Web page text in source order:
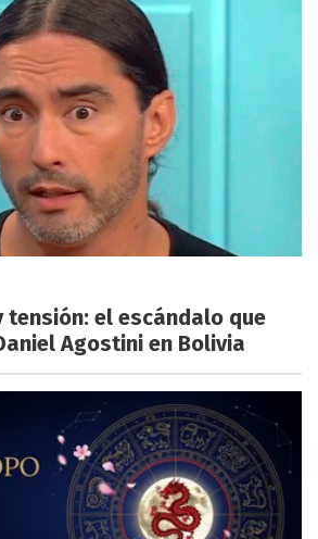
tensión: el escándalo que
Agostini en Bolivia